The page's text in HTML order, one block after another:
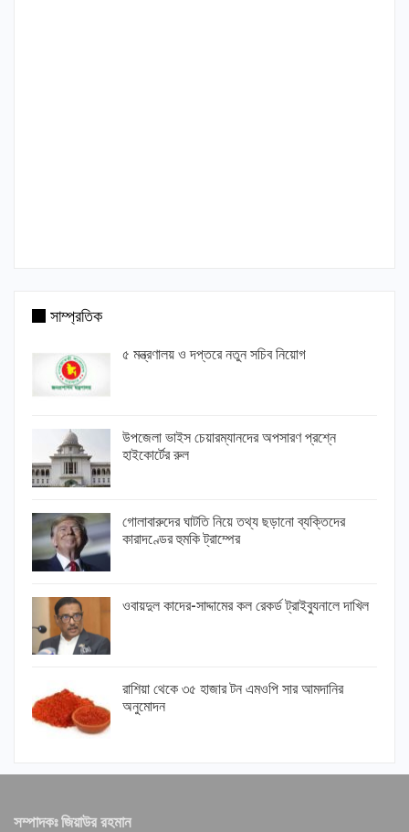
সাম্প্রতিক
৫ মন্ত্রণালয় ও দপ্তরে নতুন সচিব নিয়োগ
উপজেলা ভাইস চেয়ারম্যানদের অপসারণ প্রশ্নে
হাইকোর্টের রুল
গোলাবারুদের ঘাটতি নিয়ে তথ্য ছড়ানো ব্যক্তিদের
কারাদণ্ডের হুমকি ট্রাম্পের
ওবায়দুল কাদের-সাদ্দামের কল রেকর্ড ট্রাইব্যুনালে দাখিল
রাশিয়া থেকে ৩৫ হাজার টন এমওপি সার আমদানির
অনুমোদন
সম্পাদকঃ জিয়াউর রহমান